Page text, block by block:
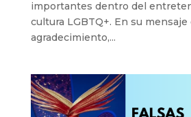
importantes dentro del
cultura LGBTQ+. En su mensaje
agradecimiento,...